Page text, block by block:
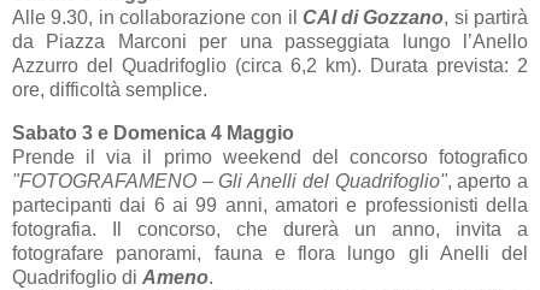
Alle 9.30, in collaborazione con il CAI di Gozzano, si partirà
da Piazza Marconi per una passeggiata lungo l’Anello
Azzurro del Quadrifoglio (circa 6,2 km). Durata prevista: 2
ore, difficoltà semplice.
Sabato 3 e Domenica 4 Maggio
Prende il via il primo weekend del concorso fotografico
"FOTOGRAFAMENO – Gli Anelli del Quadrifoglio", aperto a
partecipanti dai 6 ai 99 anni, amatori e professionisti della
fotografia. Il concorso, che durerà un anno, invita a
fotografare panorami, fauna e flora lungo gli Anelli del
Quadrifoglio di Ameno.